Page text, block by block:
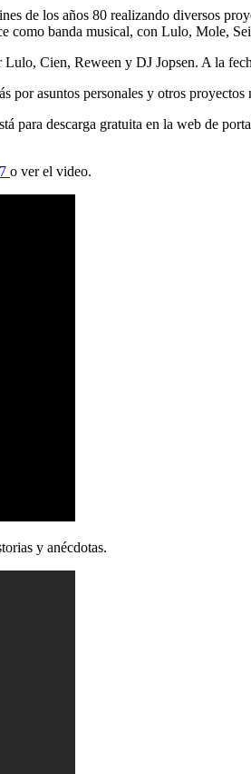
de los años 80 realizando diversos
como banda musical, con Lulo, Mole,
Cien, Reween y DJ Jopsen. A la
asuntos personales y otros
descarga gratuita en la web de
o ver el video.
y anécdotas.